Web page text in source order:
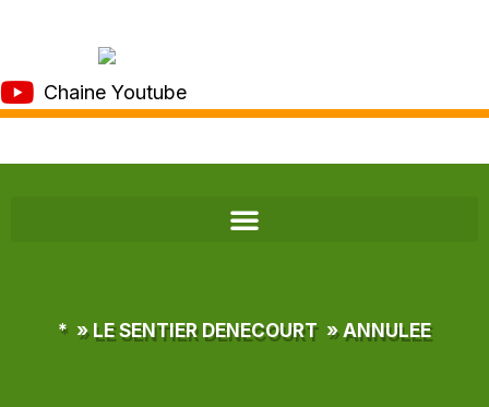
Chaine Youtube
* » LE SENTIER DENECOURT » ANNULEE